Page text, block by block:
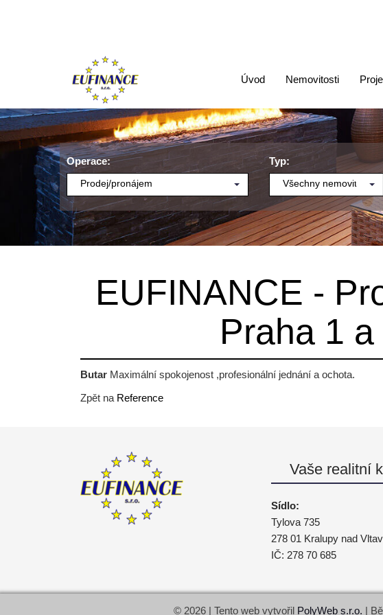
Úvod Nemovitosti
Operace:
Prodej/pronájem
Typ:
Všechny nemovitosti
EUFINANCE -
Praha 1
Butar Maximální spokojenost ,profesionální jednání a ochota.
Zpět na Reference
Vaše realitní
Sídlo:
Tylova 735
278 01 Kralupy nad
IČ: 278 70 685
© 2026 | Tento web vytvořil PolyWeb s.r.o. |